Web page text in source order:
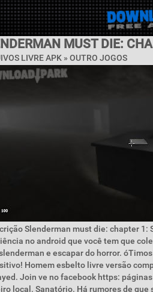
MUST DIE:
LIVRE APK » OUTRO JOGOS
Slenderman must die: chapter
no android que você tem que
e escapar do horror.
Homem esbelto livre versão
Join ve no facebook https:
local. Sanatório. Há rumores de